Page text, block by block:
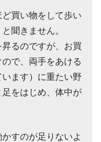
買い物をして歩い
聞きません。
るのですが、お買
で、両手をあける
ます）に重たい野
をはじめ、体中が
すのが足りないよ